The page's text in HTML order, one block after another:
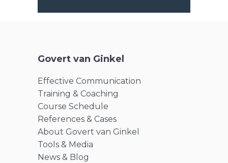
Govert van Ginkel
Effective Communication
Training & Coaching
Course Schedule
References & Cases
About Govert van Ginkel
Tools & Media
News & Blog